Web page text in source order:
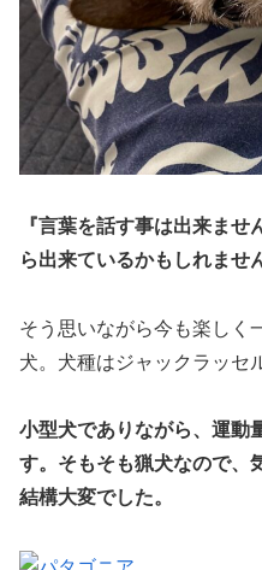
『言葉を話す事は出来ま
ら出来ているかもしれませ
そう思いながら今も楽しく
犬。犬種はジャックラッセ
小型犬でありながら、運動
す。そもそも猟犬なので、
結構大変でした。